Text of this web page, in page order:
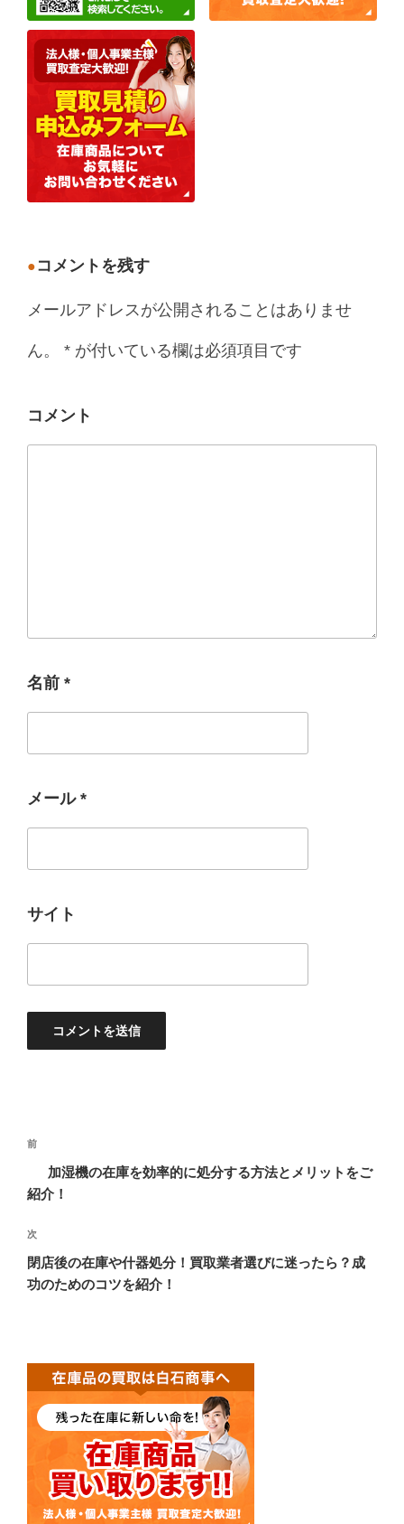
コメントを残す
メールアドレスが公開されることはありませ
ん。 * が付いている欄は必須項目です
コメント
名前 *
メール *
サイト
ナ
ー
シ
過
の
稿
前
加湿機の在庫を効率的に処分する方法とメリットをご
紹介！
次
の
投
次
閉店後の在庫や什器処分！買取業者選びに迷ったら？成
功のためのコツを紹介！